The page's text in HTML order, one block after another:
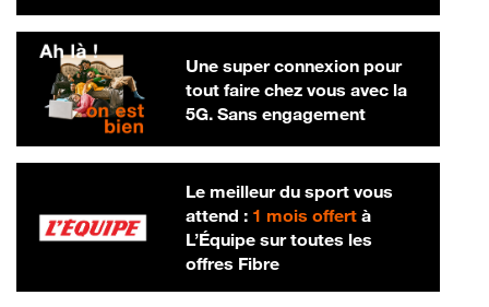
Une super connexion pour
tout faire chez vous avec la
5G. Sans engagement
Le meilleur du sport vous
attend : 1 mois offertà
L’Équipe sur toutes les
offres Fibre